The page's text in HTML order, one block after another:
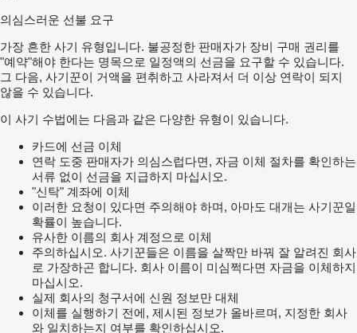
의심스러운 선불 요구
가장 흔한 사기 유형입니다. 불공정한 판매자가 장비 구매 권리를
"예약"해야 한다는 명목으로 일정액의 선금을 요구할 수 있습니다.
그 다음, 사기꾼이 거액을 편취하고 사라져서 더 이상 연락이 되지
않을 수 있습니다.
이 사기 수법에는 다음과 같은 다양한 유형이 있습니다.
카드에 선금 이체
연락 도중 판매자가 의심스럽다면, 자금 이체 절차를 확인하는
서류 없이 선금을 지급하지 마십시오.
"신탁" 계좌에 이체
이러한 요청이 있다면 주의해야 하며, 아마도 대개는 사기꾼일
확률이 높습니다.
유사한 이름의 회사 계정으로 이체
주의하십시오. 사기꾼들은 이름을 살짝만 바꿔 잘 알려진 회사
로 가장하곤 합니다. 회사 이름이 미심쩍다면 자금을 이체하지
마십시오.
실제 회사의 청구서에 신원 정보만 대체
이체를 실행하기 전에, 제시된 정보가 올바르며, 지정한 회사
와 일치하는지 여부를 확인하십시오.